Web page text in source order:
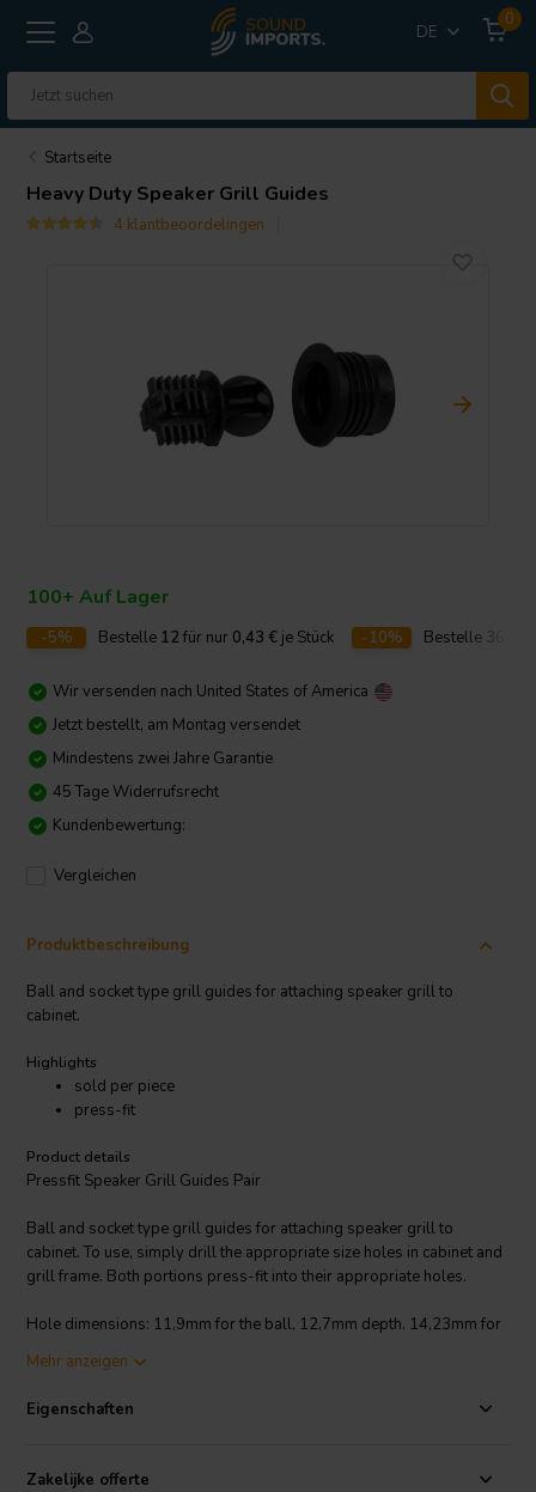
DE
0
Startseite
Heavy Duty Speaker Grill Guides
4 klantbeoordelingen
100+ Auf Lager
-5% Bestelle 12für nur 0,43 € je Stück -10% Bestelle 36
Wir versenden nach United States of America
Jetzt bestellt, am Montag versendet
Mindestens zwei Jahre Garantie
45 Tage Widerrufsrecht
Kundenbewertung:
Vergleichen
Produktbeschreibung
Ball and socket type grill guides for attaching speaker grill to
cabinet.
Highlights
sold per piece
press-fit
Product details
Pressfit Speaker Grill Guides Pair
Ball and socket type grill guides for attaching speaker grill to
cabinet. To use, simply drill the appropriate size holes in cabinet and
grill frame. Both portions press-fit into their appropriate holes.
Hole dimensions: 11,9mm for the ball, 12,7mm depth. 14,23mm for
Mehr anzeigen
Eigenschaften
Zakelijke offerte